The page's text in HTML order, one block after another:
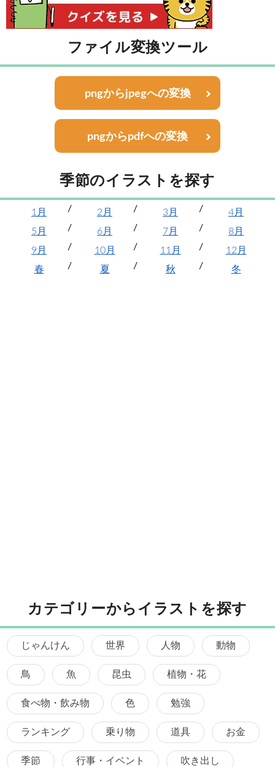
ファイル変換ツール
pngからjpegへの変換
pngからpdfへの変換
季節のイラストを探す
1月 2月 3月
4月
5月
6月 7月
8月
9月
10月 11月
12月
春
夏 秋 冬
カテゴリーからイラストを探す
じゃんけん 世界 人物 動物
鳥 魚 昆虫 植物・花
食べ物・飲み物 色 勉強
ランキング 乗り物 道具 お金
季節 行事・イベント 吹き出し